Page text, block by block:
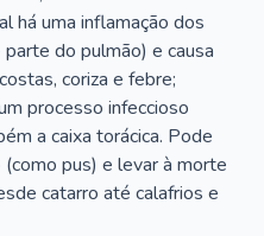
há uma inflamação dos
do pulmão) e causa
coriza e febre;
processo infeccioso
a caixa torácica. Pode
pus) e levar à morte
catarro até calafrios e